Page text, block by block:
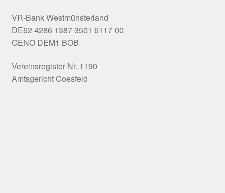
VR-Bank Westmünsterland
DE62 4286 1387 3501 6117 00
GENO DEM1 BOB
Vereinsregister Nr. 1190
Amtsgericht Coesfeld